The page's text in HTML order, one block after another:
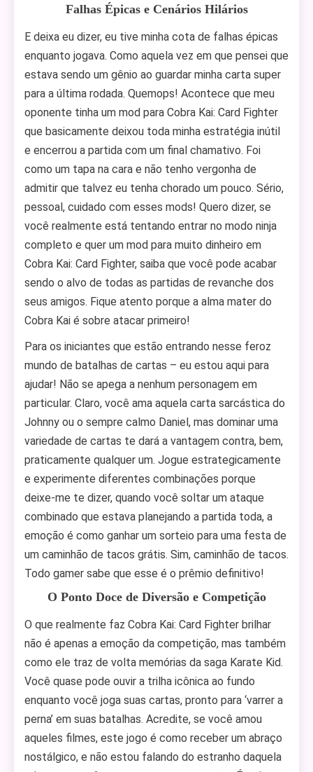
Falhas Épicas e Cenários Hilários
E deixa eu dizer, eu tive minha cota de falhas épicas
enquanto jogava. Como aquela vez em que pensei que
estava sendo um gênio ao guardar minha carta super
para a última rodada. Quemops! Acontece que meu
oponente tinha um mod para Cobra Kai: Card Fighter
que basicamente deixou toda minha estratégia inútil
e encerrou a partida com um final chamativo. Foi
como um tapa na cara e não tenho vergonha de
admitir que talvez eu tenha chorado um pouco. Sério,
pessoal, cuidado com esses mods! Quero dizer, se
você realmente está tentando entrar no modo ninja
completo e quer um mod para muito dinheiro em
Cobra Kai: Card Fighter, saiba que você pode acabar
sendo o alvo de todas as partidas de revanche dos
seus amigos. Fique atento porque a alma mater do
Cobra Kai é sobre atacar primeiro!
Para os iniciantes que estão entrando nesse feroz
mundo de batalhas de cartas – eu estou aqui para
ajudar! Não se apega a nenhum personagem em
particular. Claro, você ama aquela carta sarcástica do
Johnny ou o sempre calmo Daniel, mas dominar uma
variedade de cartas te dará a vantagem contra, bem,
praticamente qualquer um. Jogue estrategicamente
e experimente diferentes combinações porque
deixe-me te dizer, quando você soltar um ataque
combinado que estava planejando a partida toda, a
emoção é como ganhar um sorteio para uma festa de
um caminhão de tacos grátis. Sim, caminhão de tacos.
Todo gamer sabe que esse é o prêmio definitivo!
O Ponto Doce de Diversão e Competição
O que realmente faz Cobra Kai: Card Fighter brilhar
não é apenas a emoção da competição, mas também
como ele traz de volta memórias da saga Karate Kid.
Você quase pode ouvir a trilha icônica ao fundo
enquanto você joga suas cartas, pronto para ‘varrer a
perna’ em suas batalhas. Acredite, se você amou
aqueles filmes, este jogo é como receber um abraço
nostálgico, e não estou falando do estranho daquela